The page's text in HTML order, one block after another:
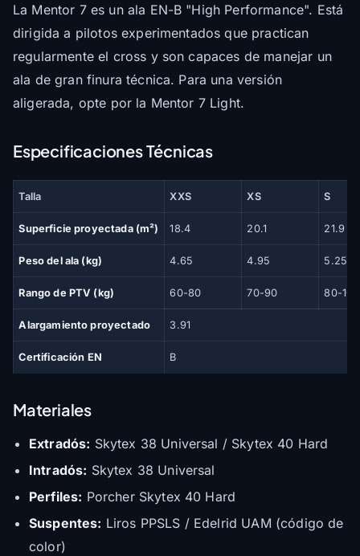
La Mentor 7 es un ala EN-B "High Performance". Está
dirigida a pilotos experimentados que practican
regularmente el cross y son capaces de manejar un
ala de gran finura técnica. Para una versión
aligerada, opte por la Mentor 7 Light.
Especificaciones Técnicas
Talla XXS XS S
Superficie proyectada (m²) 18.4 20.1 21.9
Peso del ala (kg) 4.65 4.95 5.25
Rango de PTV (kg) 60-80 70-90 80-100
Alargamiento proyectado 3.91
Certificación EN B
Materiales
Extradós: Skytex 38 Universal / Skytex 40 Hard
Intradós: Skytex 38 Universal
Perfiles: Porcher Skytex 40 Hard
Suspentes: Liros PPSLS / Edelrid UAM (código de
color)